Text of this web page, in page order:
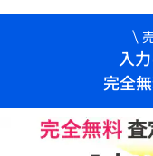
入
完全